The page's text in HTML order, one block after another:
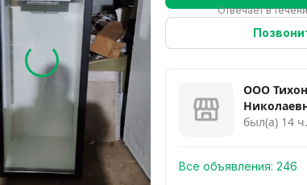
Отвечает в
ООО
был(а) 14
Все объявления: 246